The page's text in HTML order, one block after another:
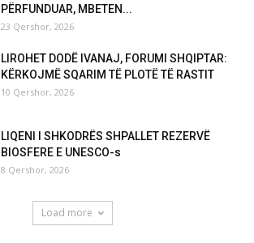
PËRFUNDUAR, MBETEN...
23 Qershor, 2026
LIROHET DODË IVANAJ, FORUMI SHQIPTAR:
KËRKOJMË SQARIM TË PLOTË TË RASTIT
10 Qershor, 2026
LIQENI I SHKODRËS SHPALLET REZERVË
BIOSFERE E UNESCO-s
8 Qershor, 2026
Load more